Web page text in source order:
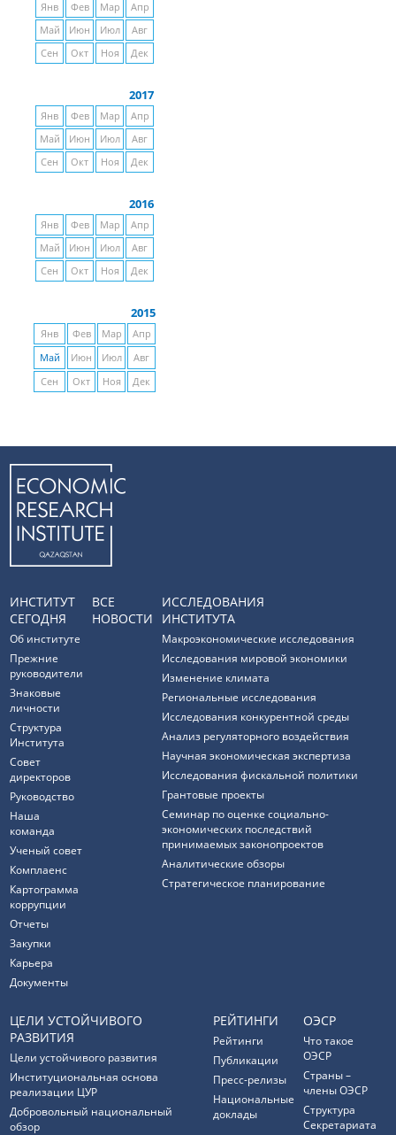
Янв Фев Мар
Апр
Май
Июн Июл
Авг
Сен
Окт Ноя Дек
2017
Янв Фев Мар
Апр
Май
Июн Июл
Авг
Сен
Окт Ноя Дек
2016
Янв Фев Мар
Апр
Май
Июн Июл
Авг
Сен
Окт Ноя Дек
2015
Янв Фев Мар
Апр
Май
Июн Июл
Авг
Сен
Окт Ноя Дек
ИНСТИТУТ
СЕГОДНЯ
Об институте
Прежние
руководители
Знаковые
личности
Структура
Института
Совет
директоров
Руководство
Наша
команда
Ученый совет
Комплаенс
Картограмма
коррупции
Отчеты
Закупки
Карьера
Документы
ВСЕ
НОВОСТИ
ИССЛЕДОВАНИЯ
ИНСТИТУТА
Макроэкономические исследования
Исследования мировой экономики
Изменение климата
Региональные исследования
Исследования конкурентной среды
Анализ регуляторного воздействия
Научная экономическая экспертиза
Исследования фискальной политики
Грантовые проекты
Семинар по оценке социально-
экономических последствий
принимаемых законопроектов
Аналитические обзоры
Стратегическое планирование
ЦЕЛИ УСТОЙЧИВОГО
РАЗВИТИЯ
Цели устойчивого развития
Институциональная основа
реализации ЦУР
Добровольный национальный
обзор
РЕЙТИНГИ
Рейтинги
Публикации
Пресс-релизы
Национальные
доклады
ОЭСР
Что такое
ОЭСР
Страны –
члены ОЭСР
Структура
Секретариата